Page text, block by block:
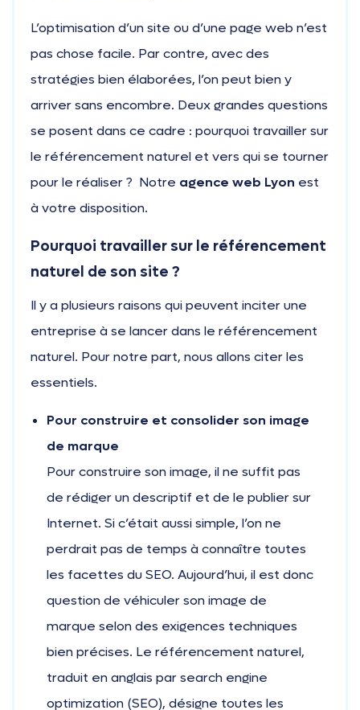
L’optimisation d’un site ou d’une page web n’est
pas chose facile. Par contre, avec des
stratégies bien élaborées, l’on peut bien y
arriver sans encombre. Deux grandes questions
se posent dans ce cadre : pourquoi travailler sur
le référencement naturel et vers qui se tourner
pour le réaliser ? Notre agence web Lyon est
à votre disposition.
Pourquoi travailler sur le référencement
naturel de son site ?
Il y a plusieurs raisons qui peuvent inciter une
entreprise à se lancer dans le référencement
naturel. Pour notre part, nous allons citer les
essentiels.
Pour construire et consolider son image
de marque
Pour construire son image, il ne suffit pas
de rédiger un descriptif et de le publier sur
Internet. Si c’était aussi simple, l’on ne
perdrait pas de temps à connaître toutes
les facettes du SEO. Aujourd’hui, il est donc
question de véhiculer son image de
marque selon des exigences techniques
bien précises. Le référencement naturel,
traduit en anglais par search engine
optimization (SEO), désigne toutes les